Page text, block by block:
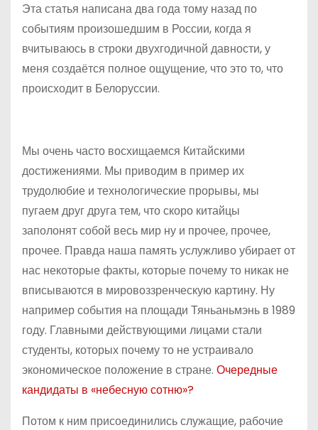
Эта статья написана два года тому назад по
событиям произошедшим в России, когда я
вчитываюсь в строки двухгодичной давности, у
меня создаётся полное ощущение, что это то, что
происходит в Белоруссии.
Мы очень часто восхищаемся Китайскими
достижениями. Мы приводим в пример их
трудолюбие и технологические прорывы, мы
пугаем друг друга тем, что скоро китайцы
заполонят собой весь мир ну и прочее, прочее,
прочее. Правда наша память услужливо убирает от
нас некоторые факты, которые почему то никак не
вписываются в мировоззренческую картину. Ну
например события на площади Тяньаньмэнь в 1989
году. Главными действующими лицами стали
студенты, которых почему то не устраивало
экономическое положение в стране. Очередные
кандидаты в «небесную сотню»?
Потом к ним присоединились служащие, рабочие